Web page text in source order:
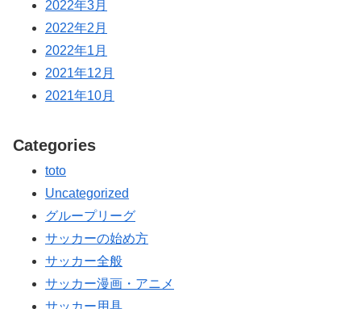
2022年3月
2022年2月
2022年1月
2021年12月
2021年10月
Categories
toto
Uncategorized
グループリーグ
サッカーの始め方
サッカー全般
サッカー漫画・アニメ
サッカー用具